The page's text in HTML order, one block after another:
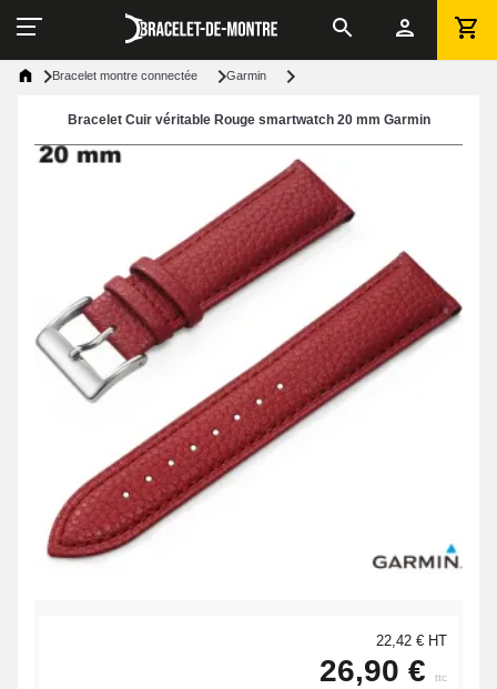
Bracelet montre connectée Garmin
Bracelet Cuir véritable Rouge smartwatch 20 mm Garmin
22,42 € HT
26,90 € ttc